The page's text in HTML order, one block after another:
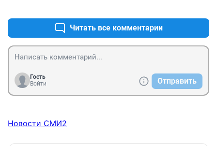
Читать все комментарии
Гость
Войти
Отправить
Новости СМИ2